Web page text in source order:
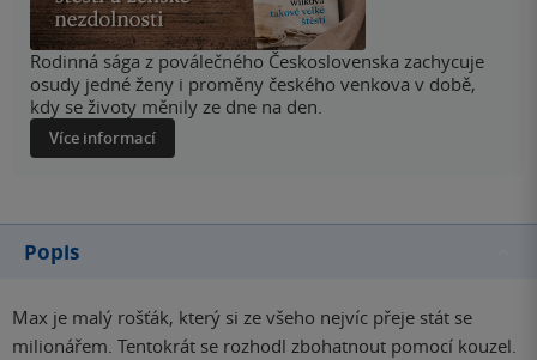
Rodinná sága z poválečného Československa zachycuje
osudy jedné ženy i proměny českého venkova v době,
kdy se životy měnily ze dne na den.
Více informací
Popis
Max je malý rošťák, který si ze všeho nejvíc přeje stát se
milionářem. Tentokrát se rozhodl zbohatnout pomocí kouzel.